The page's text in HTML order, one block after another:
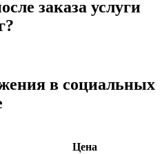
заказа услуги
в социальных
Цена